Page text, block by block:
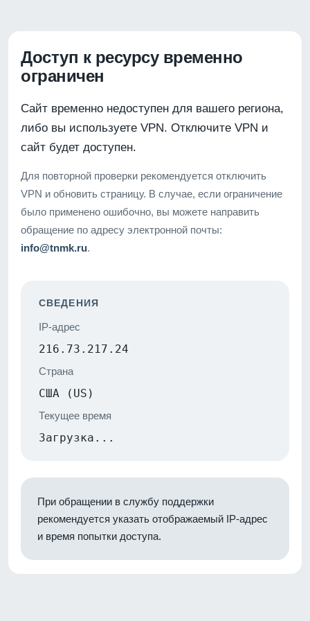
Доступ к ресурсу временно
ограничен
Сайт временно недоступен для вашего региона,
либо вы используете VPN. Отключите VPN и
сайт будет доступен.
Для повторной проверки рекомендуется отключить
VPN и обновить страницу. В случае, если ограничение
было применено ошибочно, вы можете направить
обращение по адресу электронной почты:
info@tnmk.ru.
СВЕДЕНИЯ
IP-адрес
216.73.217.24
Страна
США (US)
Текущее время
Загрузка...
При обращении в службу поддержки
рекомендуется указать отображаемый IP-адрес
и время попытки доступа.